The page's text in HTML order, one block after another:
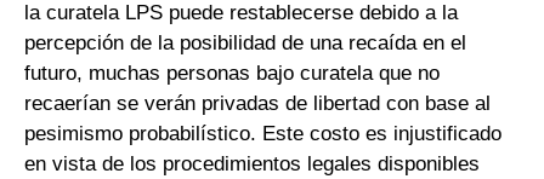
la curatela LPS puede restablecerse debido a la
percepción de la posibilidad de una recaída en el
futuro, muchas personas bajo curatela que no
recaerían se verán privadas de libertad con base al
pesimismo probabilístico. Este costo es injustificado
en vista de los procedimientos legales disponibles